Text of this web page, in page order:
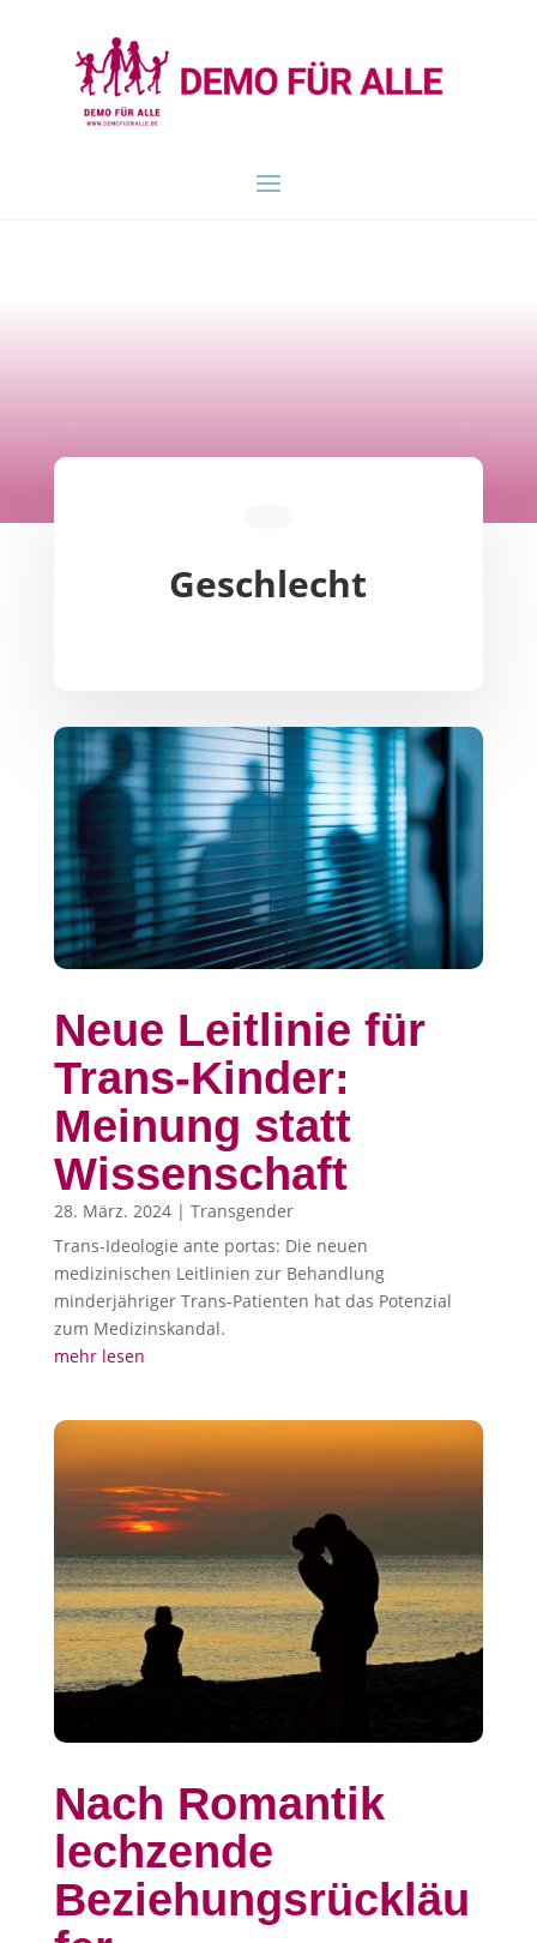
Geschlecht
Neue Leitlinie für
Trans-Kinder:
Meinung statt
Wissenschaft
28. März. 2024| Transgender
Trans-Ideologie ante portas: Die neuen
medizinischen Leitlinien zur Behandlung
minderjähriger Trans-Patienten hat das Potenzial
zum Medizinskandal.
mehr lesen
Nach Romantik
lechzende
Beziehungsrückläu